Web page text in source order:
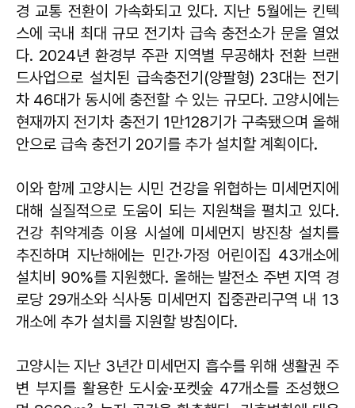
경 교통 전환이 가속화되고 있다. 지난 5월에는 킨텍
스에 국내 최대 규모 전기차 급속 충전소가 문을 열었
다. 2024년 환경부 주관 지역별 무공해차 전환 브랜
드사업으로 설치된 급속충전기(양팔형) 23대는 전기
차 46대가 동시에 충전할 수 있는 규모다. 고양시에는
현재까지 전기차 충전기 1만128기가 구축됐으며 올해
안으로 급속 충전기 20기를 추가 설치할 계획이다.
이와 함께 고양시는 시민 건강을 위협하는 미세먼지에
대해 실질적으로 도움이 되는 지원책을 펼치고 있다.
건강 취약계층 이용 시설에 미세먼지 방진창 설치를
추진하며 지난해에는 민간·가정 어린이집 43개소에
설치비 90%를 지원했다. 올해는 발전소 주변 지역 경
로당 29개소와 식사동 미세먼지 집중관리구역 내 13
개소에 추가 설치를 지원할 방침이다.
고양시는 지난 3년간 미세먼지 흡수를 위해 생활권 주
변 부지를 활용한 도시숲·포켓숲 47개소를 조성했으